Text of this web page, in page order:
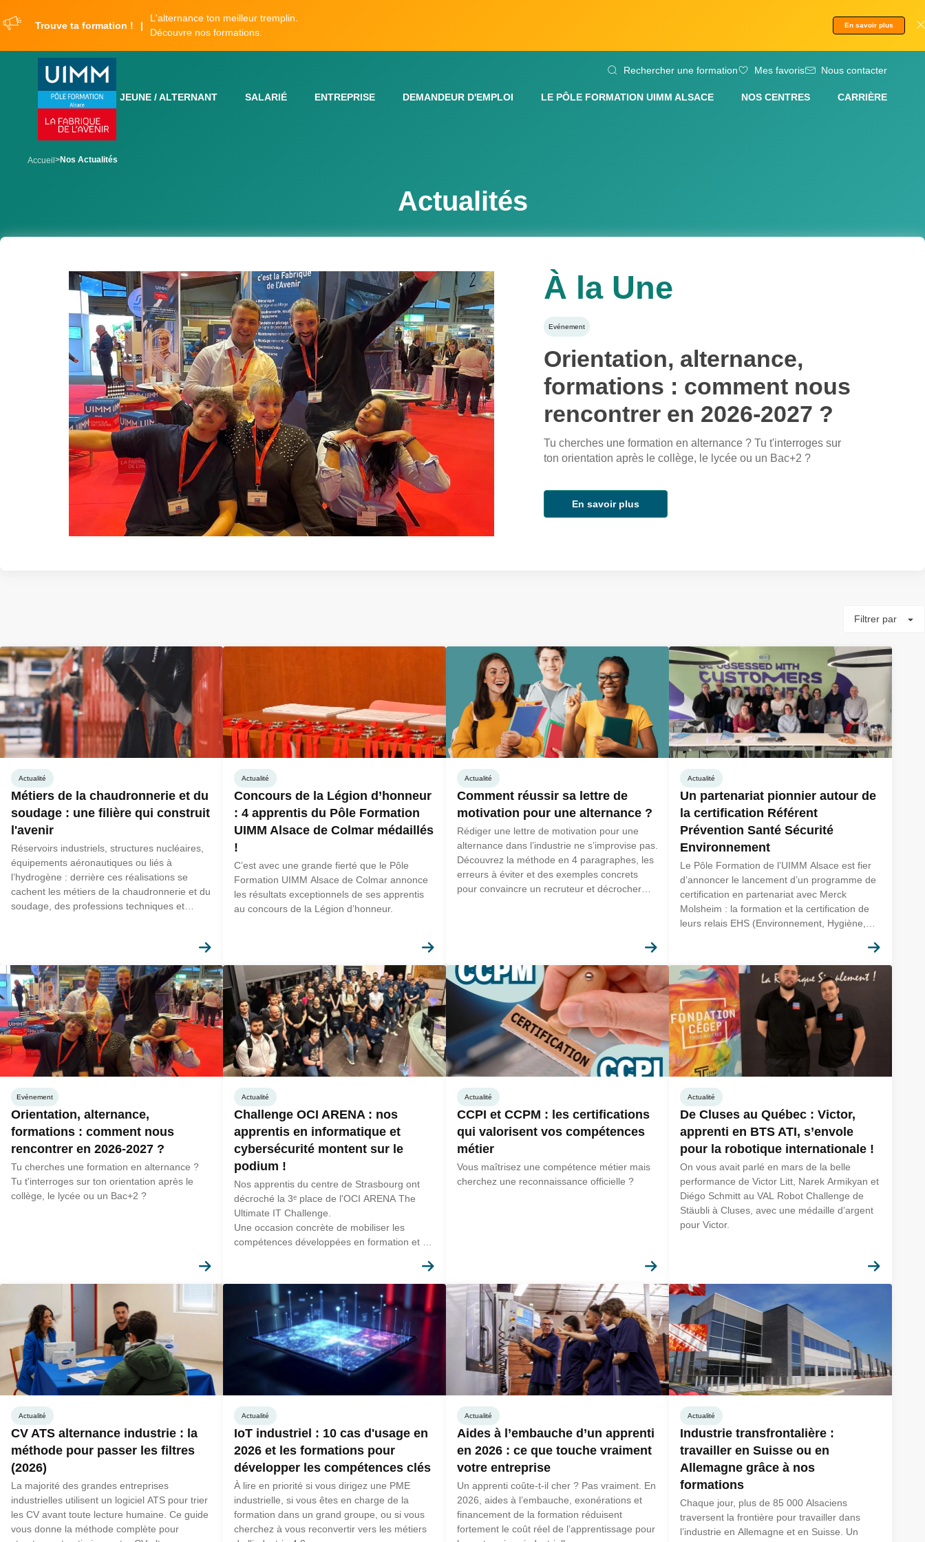
au
principal
Trouve ta formation !
L'alternance ton meilleur tremplin.
Découvre nos formations.
En savoir plus
Rechercher une formation Mes favoris Nous contacter
JEUNE / ALTERNANT SALARIÉ ENTREPRISE DEMANDEUR D'EMPLOI LE PÔLE FORMATION UIMM ALSACE NOS CENTRES CARRIÈRE
Accueil Nos Actualités
Actualités
À la Une
Evénement
Orientation, alternance,
formations : comment nous
rencontrer en 2026-2027 ?
Tu cherches une formation en alternance ? Tu t'interroges sur
ton orientation après le collège, le lycée ou un Bac+2 ?
En savoir plus
Filtrer par
Actualité
Métiers de la chaudronnerie et du
soudage : une filière qui construit
l'avenir
Réservoirs industriels, structures nucléaires,
équipements aéronautiques ou liés à
l’hydrogène : derrière ces réalisations se
cachent les métiers de la chaudronnerie et du
soudage, des professions techniques et
Actualité
Concours de la Légion d’honneur
: 4 apprentis du Pôle Formation
UIMM Alsace de Colmar médaillés
!
C’est avec une grande fierté que le Pôle
Formation UIMM Alsace de Colmar annonce
les résultats exceptionnels de ses apprentis
au concours de la Légion d’honneur.
Actualité
Comment réussir sa lettre de
motivation pour une alternance ?
Rédiger une lettre de motivation pour une
alternance dans l’industrie ne s’improvise pas.
Découvrez la méthode en 4 paragraphes, les
erreurs à éviter et des exemples concrets
pour convaincre un recruteur et décrocher
Actualité
Un partenariat pionnier autour de
la certification Référent
Prévention Santé Sécurité
Environnement
Le Pôle Formation de l’UIMM Alsace est fier
d’annoncer le lancement d’un programme de
certification en partenariat avec Merck
Molsheim : la formation et la certification de
leurs relais EHS (Environnement, Hygiène,
Evénement
Orientation, alternance,
formations : comment nous
rencontrer en 2026-2027 ?
Tu cherches une formation en alternance ?
Tu t'interroges sur ton orientation après le
collège, le lycée ou un Bac+2 ?
Actualité
Challenge OCI ARENA : nos
apprentis en informatique et
cybersécurité montent sur le
podium !
Nos apprentis du centre de Strasbourg ont
décroché la 3ᵉ place de l'OCI ARENA The
Ultimate IT Challenge.
Une occasion concrète de mobiliser les
compétences développées en formation et en
Actualité
CCPI et CCPM : les certifications
qui valorisent vos compétences
métier
Vous maîtrisez une compétence métier mais
cherchez une reconnaissance officielle ?
Actualité
De Cluses au Québec : Victor,
apprenti en BTS ATI, s’envole
pour la robotique internationale !
On vous avait parlé en mars de la belle
performance de Victor Litt, Narek Armikyan et
Diégo Schmitt au VAL Robot Challenge de
Stäubli à Cluses, avec une médaille d’argent
pour Victor.
Actualité
CV ATS alternance industrie : la
méthode pour passer les filtres
(2026)
La majorité des grandes entreprises
industrielles utilisent un logiciel ATS pour trier
les CV avant toute lecture humaine. Ce guide
vous donne la méthode complète pour
Actualité
IoT industriel : 10 cas d'usage en
2026 et les formations pour
développer les compétences clés
À lire en priorité si vous dirigez une PME
industrielle, si vous êtes en charge de la
formation dans un grand groupe, ou si vous
cherchez à vous reconvertir vers les métiers
Actualité
Aides à l’embauche d’un apprenti
en 2026 : ce que touche vraiment
votre entreprise
Un apprenti coûte-t-il cher ? Pas vraiment. En
2026, aides à l’embauche, exonérations et
financement de la formation réduisent
fortement le coût réel de l’apprentissage pour
Actualité
Industrie transfrontalière :
travailler en Suisse ou en
Allemagne grâce à nos
formations
Chaque jour, plus de 85 000 Alsaciens
traversent la frontière pour travailler dans
l’industrie en Allemagne et en Suisse. Un